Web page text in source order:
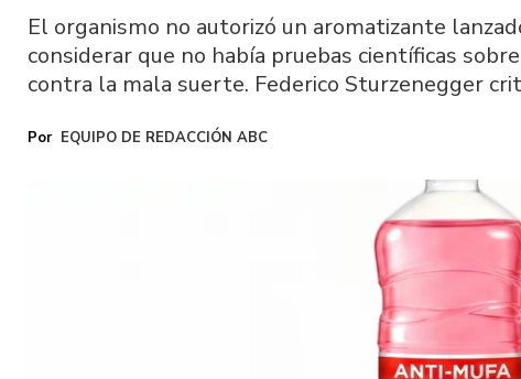
El organismo no autorizó un aromatizante
considerar que no había pruebas científicas
contra la mala suerte. Federico Sturzenegger
EQUIPO DE REDACCIÓN ABC